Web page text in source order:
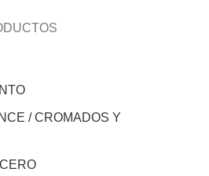
/ CROMADOS Y